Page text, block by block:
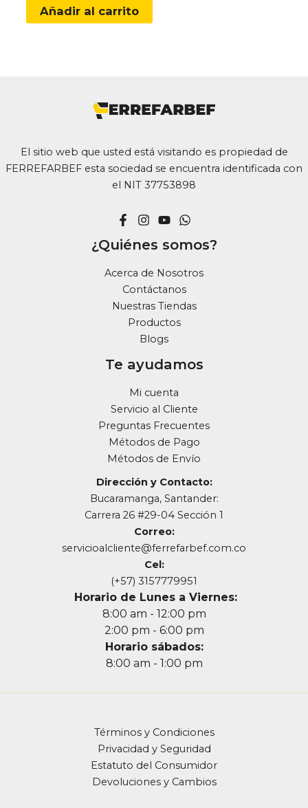
Añadir al carrito
El sitio web que usted está visitando es propiedad de
FERREFARBEF esta sociedad se encuentra identificada con
el NIT 37753898
¿Quiénes somos?
Acerca de Nosotros
Contáctanos
Nuestras Tiendas
Productos
Blogs
Te ayudamos
Mi cuenta
Servicio al Cliente
Preguntas Frecuentes
Métodos de Pago
Métodos de Envío
Dirección y Contacto:
Bucaramanga, Santander:
Carrera 26 #29-04 Sección 1
Correo:
servicioalcliente@ferrefarbef.com.co
Cel:
(+57) 3157779951
Horario de Lunes a Viernes:
8:00 am - 12:00 pm
2:00 pm - 6:00 pm
Horario sábados:
8:00 am - 1:00 pm
Términos y Condiciones
Privacidad y Seguridad
Estatuto del Consumidor
Devoluciones y Cambios